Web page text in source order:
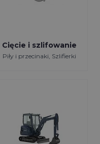
Cięcie i szlifowanie
Piły i przecinaki, Szlifierki